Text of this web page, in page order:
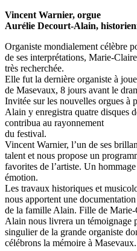
Vincent Warnier, orgue
Aurélie Decourt-Alain,
Organiste mondialement célèbre
de ses interprétations, Marie-
très recherchée.
Elle fut la dernière organiste à
de Masevaux, 8 jours avant le
Invitée sur les nouvelles orgues à
Alain y enregistra quatre disques
contribua au rayonnement
du festival.
Vincent Warnier, l’un de ses
talent et nous propose un
favorites de l’artiste. Un
émotion.
Les travaux historiques et
nous apportent une
de la famille Alain. Fille de
Alain nous livrera un témoignage
singulier de la grande organiste
célébrons la mémoire à Masevaux.